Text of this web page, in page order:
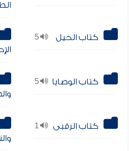
5 كتاب الخيل
5 كتاب الوصايا
1 كتاب الرقبى